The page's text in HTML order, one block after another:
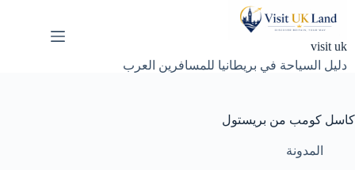
visit uk
دليل السياحة في بريطانيا للمسافرين العرب
كاسل كومب من بريستول
المدونة